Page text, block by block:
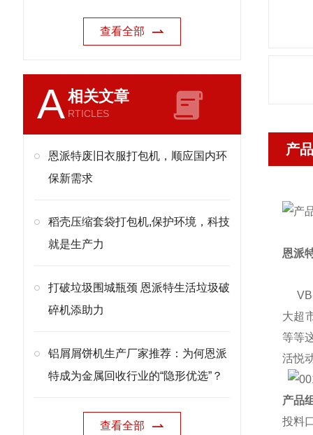
查看全部
A相关文章
RTICLES
恩派特废旧衣服打包机，顺应国内环
保新需求
稻壳压缩套袋打包机,保护环境，科技
就是生产力
打破垃圾围城瓶颈 恩派特生活垃圾破
碎机添助力
铝屑屑饼机生产厂家推荐：为何恩派
特成为金属回收行业的“隐形优选”？
查看全部
产
恩派
VB-
大超
等等
活悦
产品
投料